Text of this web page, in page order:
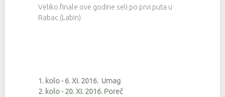
Veliko finale ove godine seli po prvi puta u
Rabac (Labin)
1. kolo - 6. XI. 2016. Umag
2. kolo - 20. XI. 2016. Poreč